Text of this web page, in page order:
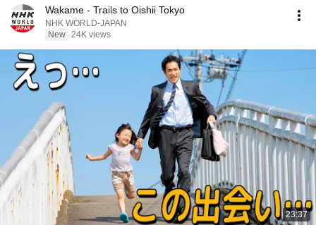
Wakame - Trails to Oishii Tokyo
NHK WORLD-JAPAN
New 24K views
23:37